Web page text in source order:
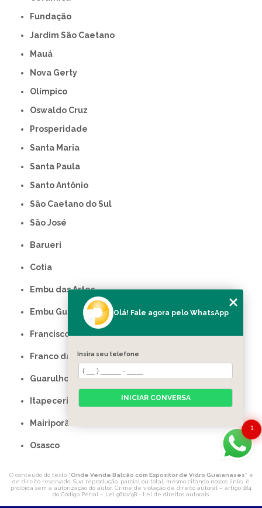
Fundação
Jardim São Caetano
Mauá
Nova Gerty
Olímpico
Oswaldo Cruz
Prosperidade
Santa Maria
Santa Paula
Santo Antônio
São Caetano do Sul
São José
Barueri
Cotia
Embu das Artes
Embu Guaçu
Francisco Morato
Franco da Rocha
Guarulhos
Itapecerica da Serra
Mairiporã
Osasco
O conteúdo do texto "Onde Vende Balcão com Expositor de Vidro Guaianases" é
de direito reservado. Sua reprodução, parcial ou total, mesmo citando nossos links, é
proibida sem a autorização do autor. Crime de violação de direito autoral – artigo 184
do Código Penal – Lei 9610/98 - Lei de direitos autorais.
1
Olá! Fale agora pelo WhatsApp
Insira seu telefone
INICIAR CONVERSA